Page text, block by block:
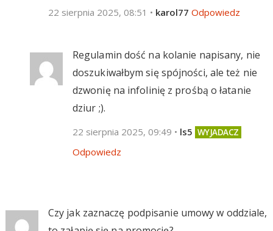
22 sierpnia 2025, 08:51 • karol77 Odpowiedz
Regulamin dość na kolanie napisany, nie
doszukiwałbym się spójności, ale też nie
dzwonię na infolinię z prośbą o łatanie
dziur ;).
22 sierpnia 2025, 09:49 • ls5
Odpowiedz
Czy jak zaznaczę podpisanie umowy w oddziale,